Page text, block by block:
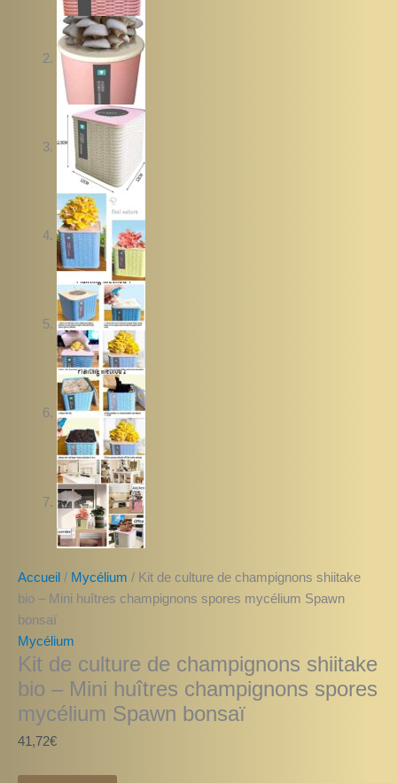
Accueil / Mycélium / Kit de culture de champignons shiitake
bio – Mini huîtres champignons spores mycélium Spawn
bonsaï
Mycélium
Kit de culture de champignons shiitake
bio – Mini huîtres champignons spores
mycélium Spawn bonsaï
41,72€